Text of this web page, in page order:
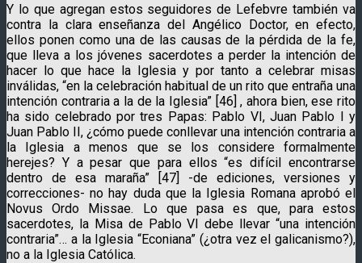
Y lo que agregan estos seguidores de Lefebvre también va
contra la clara enseñanza del Angélico Doctor, en efecto,
ellos ponen como una de las causas de la pérdida de la fe,
que lleva a los jóvenes sacerdotes a perder la intención de
hacer lo que hace la Iglesia y por tanto a celebrar misas
inválidas, “en la celebración habitual de un rito que entraña una
intención contraria a la de la Iglesia” [46] , ahora bien, ese rito
ha sido celebrado por tres Papas: Pablo VI, Juan Pablo I y
Juan Pablo II, ¿cómo puede conllevar una intención contraria a
la Iglesia a menos que se los considere formalmente
herejes? Y a pesar que para ellos “es difícil encontrarse
dentro de esa maraña” [47] -de ediciones, versiones y
correcciones- no hay duda que la Iglesia Romana aprobó el
Novus Ordo Missae. Lo que pasa es que, para estos
sacerdotes, la Misa de Pablo VI debe llevar “una intención
contraria”… a la Iglesia “Econiana” (¿otra vez el galicanismo?),
no a la Iglesia Católica.